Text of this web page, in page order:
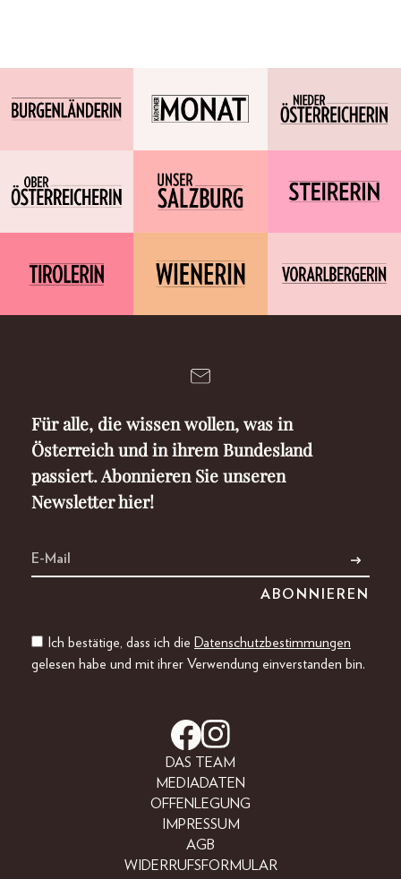
Für alle, die wissen wollen, was in
Österreich und in ihrem Bundesland
passiert. Abonnieren Sie unseren
Newsletter hier!
Ich bestätige, dass ich die Datenschutzbestimmungen
gelesen habe und mit ihrer Verwendung einverstanden bin.
DAS TEAM
MEDIADATEN
OFFENLEGUNG
IMPRESSUM
AGB
WIDERRUFSFORMULAR